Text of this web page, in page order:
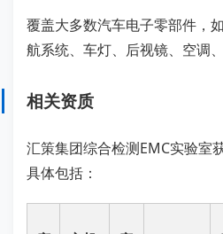
覆盖大多数汽车电子零部件，
航系统、车灯、后视镜、空调
相关资质
汇策集团综合检测EMC实验室
具体包括：